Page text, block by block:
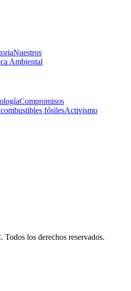
Nuestros
Ambiental
Compromisos
fósilesActivismo
los derechos reservados.